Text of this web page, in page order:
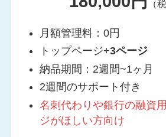
（
月額管理料：0円
トップページ+3ページ
納品期間：2週間~1ヶ月
2週間のサポート付き
名刺代わりや銀行の融資
ジがほしい方向け